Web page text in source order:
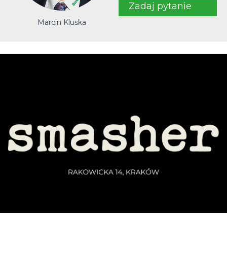
Marcin Kluska
Zadaj pytanie